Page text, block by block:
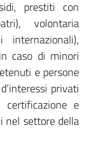
prestiti con
volontaria
caso di minori
e persone
privati
e
nel settore della